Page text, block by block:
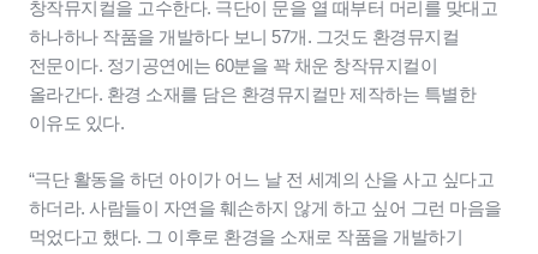
창작뮤지컬을 고수한다. 극단이 문을 열 때부터 머리를 맞대고
하나하나 작품을 개발하다 보니 57개. 그것도 환경뮤지컬
전문이다. 정기공연에는 60분을 꽉 채운 창작뮤지컬이
올라간다. 환경 소재를 담은 환경뮤지컬만 제작하는 특별한
이유도 있다.
“극단 활동을 하던 아이가 어느 날 전 세계의 산을 사고 싶다고
하더라. 사람들이 자연을 훼손하지 않게 하고 싶어 그런 마음을
먹었다고 했다. 그 이후로 환경을 소재로 작품을 개발하기